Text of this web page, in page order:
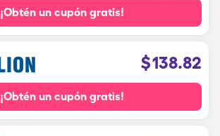
¡Obtén un cupón gratis!
$138.82
¡Obtén un cupón gratis!